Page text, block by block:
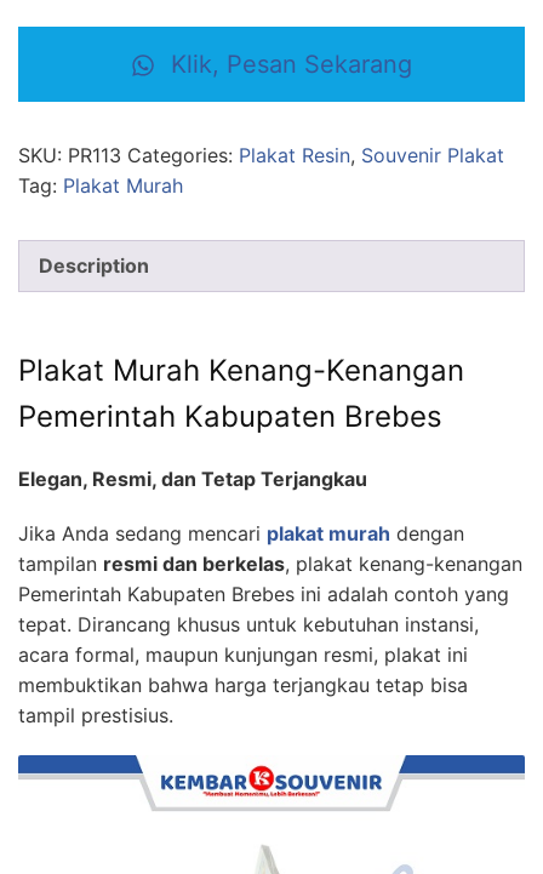
Klik, Pesan Sekarang
SKU: PR113 Categories: Plakat Resin, Souvenir Plakat
Tag: Plakat Murah
Description
Plakat Murah Kenang-Kenangan
Pemerintah Kabupaten Brebes
Elegan, Resmi, dan Tetap Terjangkau
Jika Anda sedang mencari plakat murah dengan
tampilan resmi dan berkelas, plakat kenang-kenangan
Pemerintah Kabupaten Brebes ini adalah contoh yang
tepat. Dirancang khusus untuk kebutuhan instansi,
acara formal, maupun kunjungan resmi, plakat ini
membuktikan bahwa harga terjangkau tetap bisa
tampil prestisius.